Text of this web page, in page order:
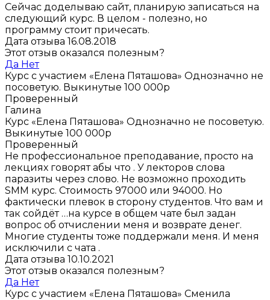
Сейчас доделываю сайт, планирую записаться на
следующий курс. В целом - полезно, но
программу стоит причесать.
Дата отзыва 16.08.2018
Этот отзыв оказался полезным?
Да Нет
Курс с участием «Елена Пяташова» Однозначно не
посоветую. Выкинутые 100 000р
Проверенный
Галина
Курс «Елена Пяташова» Однозначно не посоветую.
Выкинутые 100 000р
Проверенный
Не профессиональное преподавание, просто на
лекциях говорят абы что . У лекторов слова
паразиты через слово. Не возможно проходить
SMM курс. Стоимость 97000 или 94000. Но
фактически плевок в сторону студентов. Что вам и
так сойдёт …на курсе в общем чате был задан
вопрос об отчислении меня и возврате денег.
Многие студенты тоже поддержали меня. И меня
исключили с чата .
Дата отзыва 10.10.2021
Этот отзыв оказался полезным?
Да Нет
Курс с участием «Елена Пяташова» Сменила